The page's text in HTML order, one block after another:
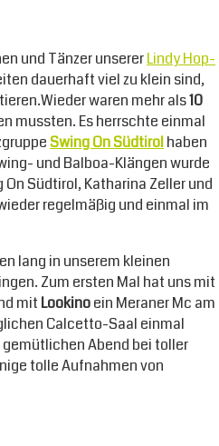
und Tänzer unsererLindy Hop-
dauerhaft viel zu klein sind,
waren mehr als10
mussten. Es herrschte einmal
Swing On Südtirolhaben
und Balboa-Klängen wurde
Südtirol, Katharina Zeller und
regelmäßig und einmal im
lang in unserem kleinen
Zum ersten Mal hat uns mit
mit Lookinoein Meraner Mc am
Calcetto-Saal einmal
Abend bei toller
tolle Aufnahmen von